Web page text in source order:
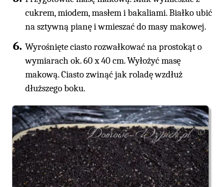
cukrem, miodem, masłem i bakaliami. Białko ubić
na sztywną pianę i wmieszać do masy makowej.
Wyrośnięte ciasto rozwałkować na prostokąt o
wymiarach ok. 60 x 40 cm. Wyłożyć masę
makową. Ciasto zwinąć jak roladę wzdłuż
dłuższego boku.